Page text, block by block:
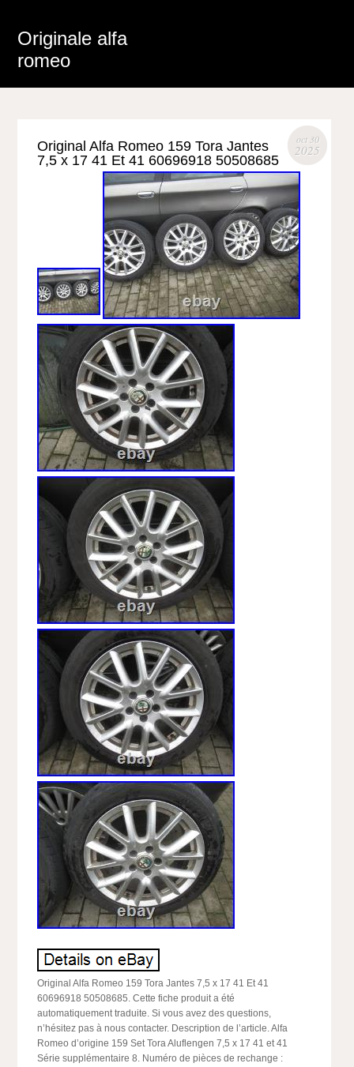
Originale alfa
romeo
oct 30
2025
Original Alfa Romeo 159 Tora Jantes
7,5 x 17 41 Et 41 60696918 50508685
Original Alfa Romeo 159 Tora Jantes 7,5 x 17 41 Et 41
60696918 50508685. Cette fiche produit a été
automatiquement traduite. Si vous avez des questions,
n’hésitez pas à nous contacter. Description de l’article. Alfa
Romeo d’origine 159 Set Tora Aluflengen 7,5 x 17 41 et 41
Série supplémentaire 8. Numéro de pièces de rechange :